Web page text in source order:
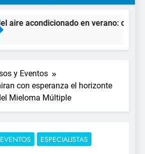
aire acondicionado en verano:
y Eventos
con esperanza el horizonte
Mieloma Múltiple
ESPECIALISTAS